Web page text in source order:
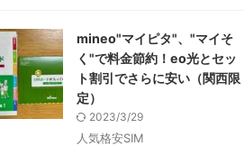
mineo"マイピタ"、"マイそ
く"で料金節約！eo光とセッ
ト割引でさらに安い（関西限
定）
2023/3/29
人気格安SIM